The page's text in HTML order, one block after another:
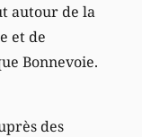
autour de la
et de
Bonnevoie.
des